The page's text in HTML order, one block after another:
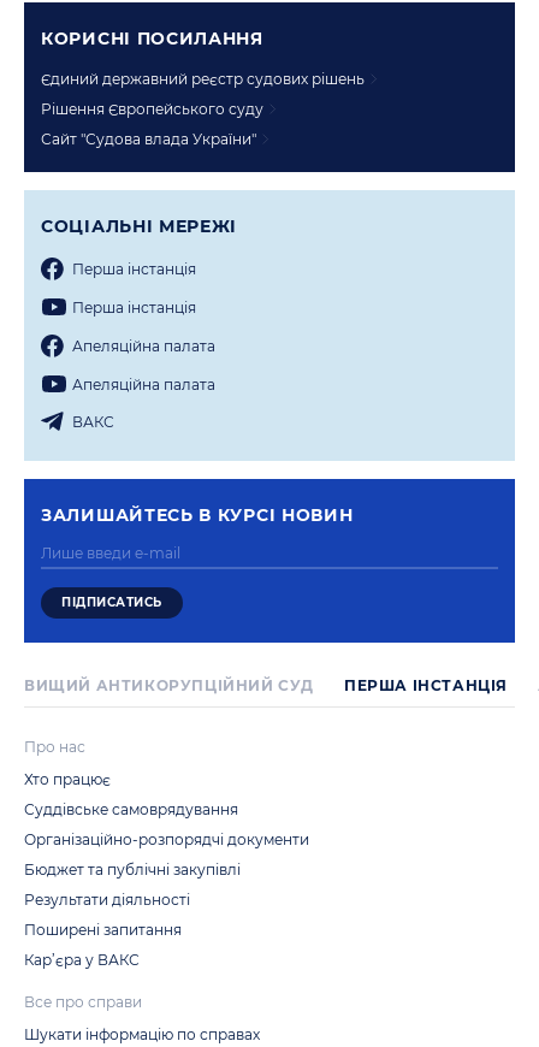
КОРИСНI ПОСИЛАННЯ
Єдиний державний реєстр судових рішень
Рішення Європейського суду
Сайт "Судова влада України"
СОЦIАЛЬНI МЕРЕЖI
Перша iнстанцiя
Перша iнстанцiя
Апеляцiйна палата
Апеляцiйна палата
ВАКС
ЗАЛИШАЙТЕСЬ В КУРСI НОВИН
ВИЩИЙ АНТИКОРУПЦІЙНИЙ СУД ПЕРША IНСТАНЦIЯ
Про нас
Хто працює
Суддівське самоврядування
Організаційно-розпорядчі документи
Бюджет та публічні закупівлі
Результати діяльності
Поширені запитання
Кар’єра у ВАКС
Все про справи
Шукати інформацію по справах